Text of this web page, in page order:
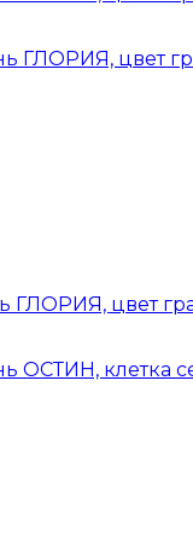
ГЛОРИЯ, цвет